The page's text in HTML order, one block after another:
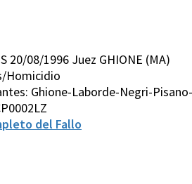
20/08/1996 Juez GHIONE (MA)
Homicidio
Ghione-Laborde-Negri-
del Fallo